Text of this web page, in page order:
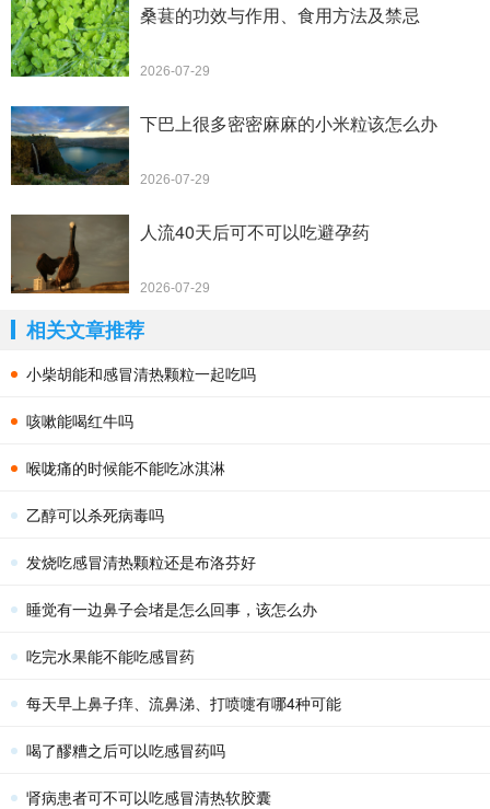
桑葚的功效与作用、食用方法及禁忌
2026-07-29
下巴上很多密密麻麻的小米粒该怎么办
2026-07-29
人流40天后可不可以吃避孕药
2026-07-29
相关文章推荐
小柴胡能和感冒清热颗粒一起吃吗
咳嗽能喝红牛吗
喉咙痛的时候能不能吃冰淇淋
乙醇可以杀死病毒吗
发烧吃感冒清热颗粒还是布洛芬好
睡觉有一边鼻子会堵是怎么回事，该怎么办
吃完水果能不能吃感冒药
每天早上鼻子痒、流鼻涕、打喷嚏有哪4种可能
喝了醪糟之后可以吃感冒药吗
肾病患者可不可以吃感冒清热软胶囊